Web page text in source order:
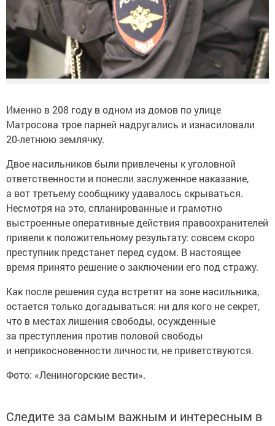
Именно в 208 году в одном из домов по улице
Матросова трое парней надругались и изнасиловали
20-летнюю землячку.
Двое насильников были привлечены к уголовной
ответственности и понесли заслуженное наказание,
а вот третьему сообщнику удавалось скрываться.
Несмотря на это, спланированные и грамотно
выстроенные оперативные действия правоохранителей
привели к положительному результату: совсем скоро
преступник предстанет перед судом. В настоящее
время принято решение о заключении его под стражу.
Как после решения суда встретят на зоне насильника,
остается только догадываться: ни для кого не секрет,
что в местах лишения свободы, осужденные
за преступления против половой свободы
и неприкосновенности личности, не приветствуются.
Фото: «Лениногорские вести».
Следите за самым важным и интересным в